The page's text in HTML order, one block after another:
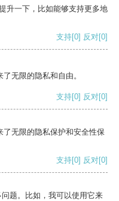
升一下，比如能够支持更多地
支持[0] 反对[0]
无限的隐私和自由。
支持[0] 反对[0]
无限的隐私保护和安全性保
支持[0] 反对[0]
题。比如，我可以使用它来